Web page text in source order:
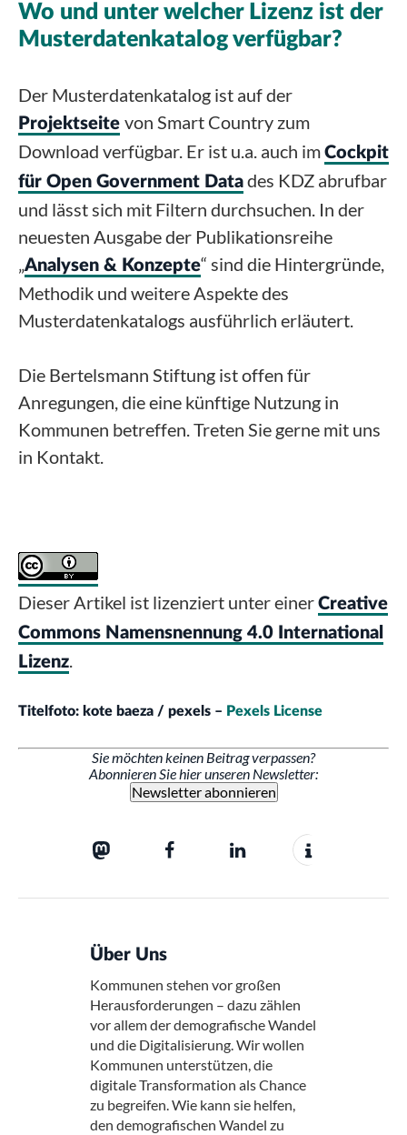
Wo und unter welcher Lizenz ist der
Musterdatenkatalog verfügbar?
Der Musterdatenkatalog ist auf der
Projektseite von Smart Country zum
Download verfügbar. Er ist u.a. auch im Cockpit
für Open Government Data des KDZ abrufbar
und lässt sich mit Filtern durchsuchen. In der
neuesten Ausgabe der Publikationsreihe
„Analysen & Konzepte“ sind die Hintergründe,
Methodik und weitere Aspekte des
Musterdatenkatalogs ausführlich erläutert.
Die Bertelsmann Stiftung ist offen für
Anregungen, die eine künftige Nutzung in
Kommunen betreffen. Treten Sie gerne mit uns
in Kontakt.
Dieser Artikel ist lizenziert unter einer Creative
Commons Namensnennung 4.0 International
Lizenz.
Titelfoto: kote baeza / pexels – Pexels License
Sie möchten keinen Beitrag verpassen?
Abonnieren Sie hier unseren Newsletter:
Newsletter abonnieren
Über Uns
Kommunen stehen vor großen
Herausforderungen – dazu zählen
vor allem der demografische Wandel
und die Digitalisierung. Wir wollen
Kommunen unterstützen, die
digitale Transformation als Chance
zu begreifen. Wie kann sie helfen,
den demografischen Wandel zu